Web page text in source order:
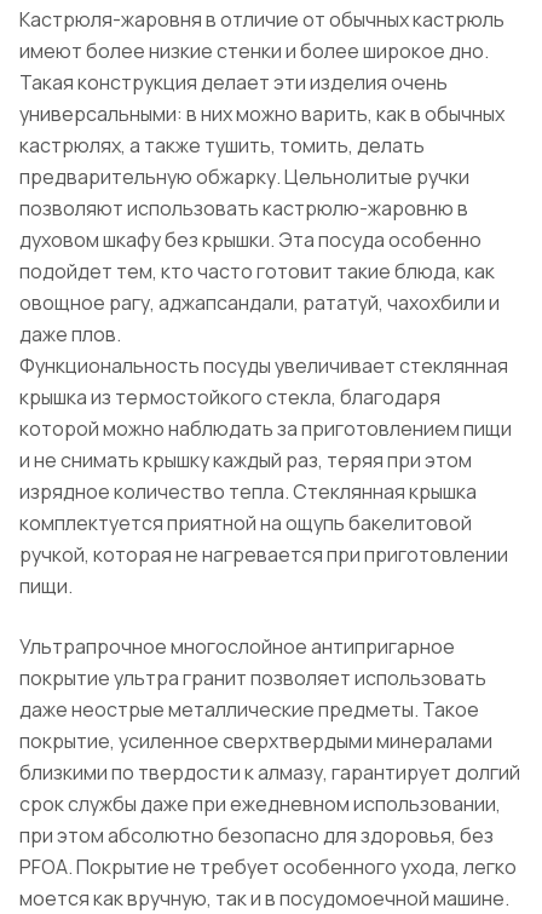
Кастрюля-жаровня в отличие от обычных кастрюль
имеют более низкие стенки и более широкое дно.
Такая конструкция делает эти изделия очень
универсальными: в них можно варить, как в обычных
кастрюлях, а также тушить, томить, делать
предварительную обжарку. Цельнолитые ручки
позволяют использовать кастрюлю-жаровню в
духовом шкафу без крышки. Эта посуда особенно
подойдет тем, кто часто готовит такие блюда, как
овощное рагу, аджапсандали, рататуй, чахохбили и
даже плов.
Функциональность посуды увеличивает стеклянная
крышка из термостойкого стекла, благодаря
которой можно наблюдать за приготовлением пищи
и не снимать крышку каждый раз, теряя при этом
изрядное количество тепла. Стеклянная крышка
комплектуется приятной на ощупь бакелитовой
ручкой, которая не нагревается при приготовлении
пищи.
Ультрапрочное многослойное антипригарное
покрытие ультра гранит позволяет использовать
даже неострые металлические предметы. Такое
покрытие, усиленное сверхтвердыми минералами
близкими по твердости к алмазу, гарантирует долгий
срок службы даже при ежедневном использовании,
при этом абсолютно безопасно для здоровья, без
PFOA. Покрытие не требует особенного ухода, легко
моется как вручную, так и в посудомоечной машине.